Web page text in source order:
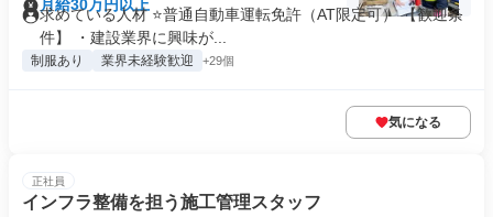
月給30万円以上
求めている人材 ⭐普通自動車運転免許（AT限定可） 【歓迎条
件】 ・建設業界に興味が...
制服あり 業界未経験歓迎 +29個
気になる
正社員
インフラ整備を担う施工管理スタッフ